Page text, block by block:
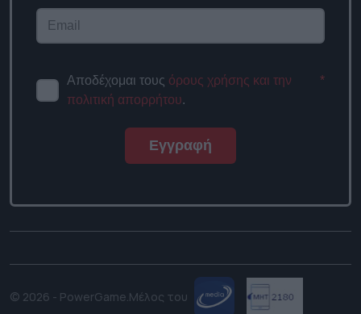
Αποδέχομαι τους όρους χρήσης και την
πολιτική απορρήτου.
*
Εγγραφή
© 2026 - PowerGame.Μέλος του